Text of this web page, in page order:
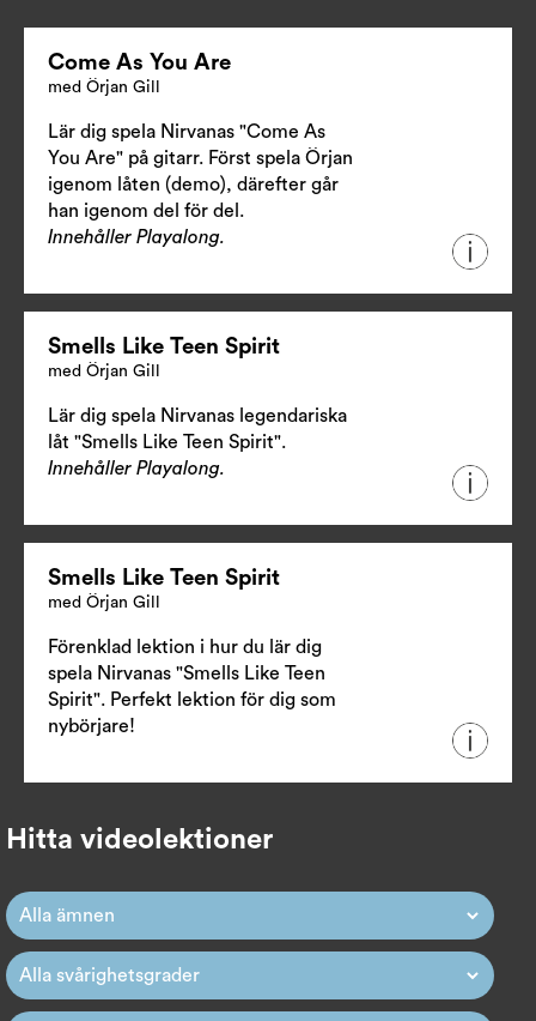
Come As You Are
med Örjan Gill
Lär dig spela Nirvanas "Come As
You Are" på gitarr. Först spela Örjan
igenom låten (demo), därefter går
han igenom del för del.
Innehåller Playalong.
Smells Like Teen Spirit
med Örjan Gill
Lär dig spela Nirvanas legendariska
låt "Smells Like Teen Spirit".
Innehåller Playalong.
Smells Like Teen Spirit
med Örjan Gill
Förenklad lektion i hur du lär dig
spela Nirvanas "Smells Like Teen
Spirit". Perfekt lektion för dig som
nybörjare!
Hitta videolektioner